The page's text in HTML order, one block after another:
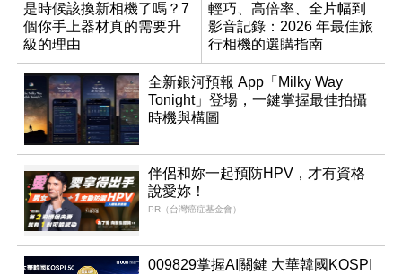
是時候該換新相機了嗎？7
個你手上器材真的需要升
級的理由
輕巧、高倍率、全片幅到
影音記錄：2026 年最佳旅
行相機的選購指南
全新銀河預報 App「Milky Way
Tonight」登場，一鍵掌握最佳拍攝
時機與構圖
伴侶和妳一起預防HPV，才有資格
說愛妳！
PR（台灣癌症基金會）
009829掌握AI關鍵 大華韓國KOSPI